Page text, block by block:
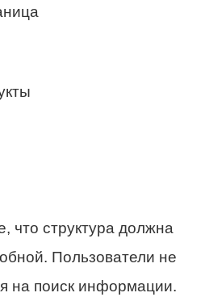
что структура должна
Пользователи не
на поиск информации.